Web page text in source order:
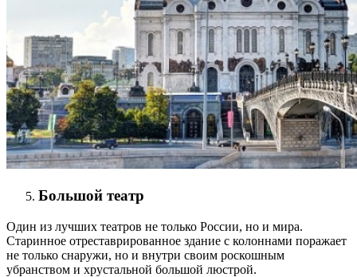
Большой театр
Один из лучших театров не только России, но и мира.
Старинное отреставрированное здание с колоннами поражает
не только снаружи, но и внутри своим роскошным
убранством и хрустальной большой люстрой.